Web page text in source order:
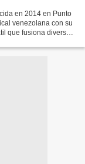
en 2014 en Punto
venezolana con su
que fusiona diversos